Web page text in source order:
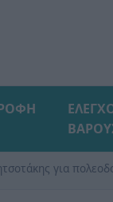
για